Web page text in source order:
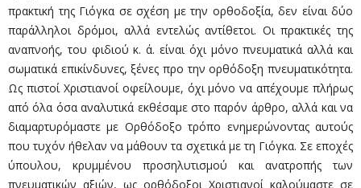
πρακτική της Γιόγκα σε σχέση με την ορθοδοξία, δεν είναι δύο
παράλληλοι δρόμοι, αλλά εντελώς αντίθετοι. Οι πρακτικές της
αναπνοής, του φιδιού κ. ά. είναι όχι μόνο πνευματικά αλλά και
σωματικά επικίνδυνες, ξένες προ την ορθόδοξη πνευματικότητα.
Ως πιστοί Χριστιανοί οφείλουμε, όχι μόνο να απέχουμε πλήρως
από όλα όσα αναλυτικά εκθέσαμε στο παρόν άρθρο, αλλά και να
διαμαρτυρόμαστε με Ορθόδοξο τρόπο ενημερώνοντας αυτούς
που τυχόν ήθελαν να μάθουν τα σχετικά με τη Γιόγκα. Σε εποχές
ύπουλου, κρυμμένου προσηλυτισμού και ανατροπής των
πνευματικών αξιών, ως ορθόδοξοι Χριστιανοί καλούμαστε σε